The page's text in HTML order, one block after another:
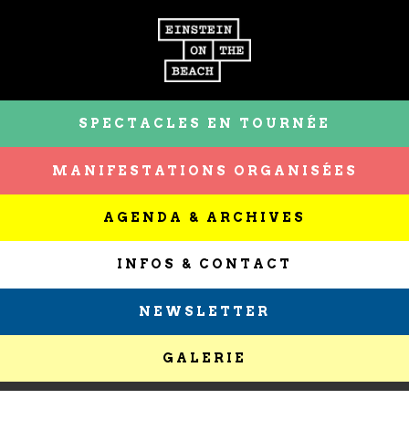
SPECTACLES EN TOURNÉE
MANIFESTATIONS ORGANISÉES
AGENDA & ARCHIVES
INFOS & CONTACT
NEWSLETTER
GALERIE